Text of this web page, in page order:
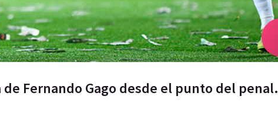
Fernando Gago desde el punto del penal.